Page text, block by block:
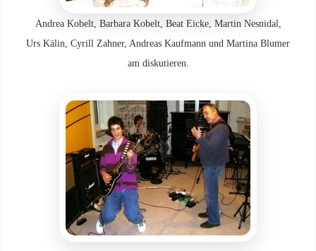
Andrea Kobelt, Barbara Kobelt, Beat Eicke, Martin Nesnidal,
Urs Kälin, Cyrill Zahner, Andreas Kaufmann und Martina Blumer
am diskutieren.